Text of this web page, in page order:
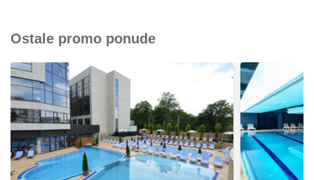
Ostale promo ponude